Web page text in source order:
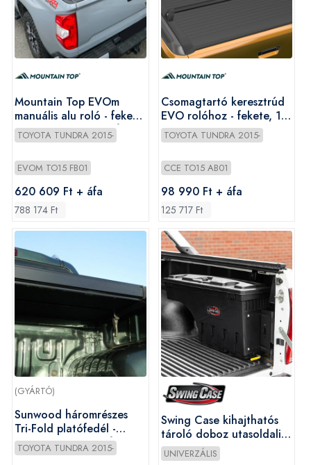
Mountain Top EVOm
manuális alu roló - fekete
- Toyota Tundra 5,5ft
2015-2021
TOYOTA TUNDRA 2015-
EVOM TO15 FB01
620 609 Ft + áfa
788 174 Ft
Csomagtartó keresztrúd
EVO rolóhoz - fekete, 1
pár - Toyota Tundra
2015-2021
TOYOTA TUNDRA 2015-
CCE TO15 AB01
98 990 Ft + áfa
125 717 Ft
(GYÁRTÓ)
Sunwood háromrészes
Tri-Fold platófedél -
Toyota Tundra 5,5ft
2015-2021
TOYOTA TUNDRA 2015-
Swing Case kihajthatós
tároló doboz utasoldali
(jobb)
UNIVERZÁLIS